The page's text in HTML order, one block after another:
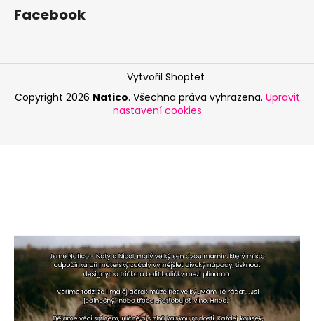
Facebook
Vytvořil Shoptet
Copyright 2026 Natico. Všechna práva vyhrazena. Upravit
nastavení cookies